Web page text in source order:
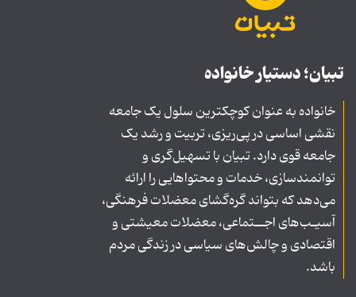
تبیان؛ دستیار خانواده
خانواده به عنوان کوچکترین سلول یک جامعه
نقشی اساسی در پی‌ریزی، تربیت و رشد یک
جامعه قوی دارد. تبیان با تسهیل‌گری و
توانمندسازی، خدمات و محتواهایی را ارائه
می‌دهد که بتواند گره‌گشای معضلات فرهنگی،
آسیـب‌های اجــتماعی، معضلات معیشتی و
اقتصادی و چالش‌های سیاسی در زندگی مردم
باشد.